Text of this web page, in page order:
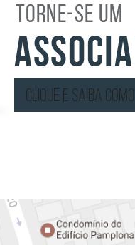
clique e saiba como